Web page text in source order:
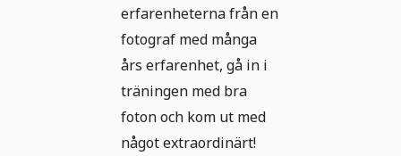
erfarenheterna från en
fotograf med många
års erfarenhet, gå in i
träningen med bra
foton och kom ut med
något extraordinärt!